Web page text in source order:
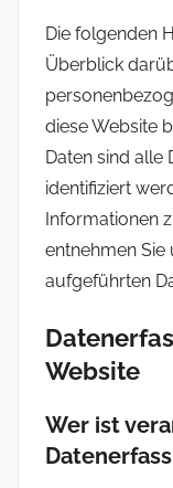
Die folgenden
Überblick
diese Website
Daten sind alle
identifiziert
Informationen
entnehmen Sie
aufgeführten
Website
Wer ist